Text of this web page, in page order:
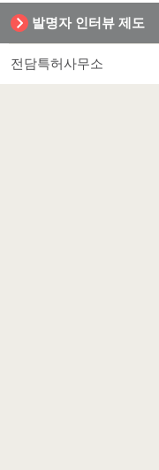
발명자 인터뷰 제도
전담특허사무소